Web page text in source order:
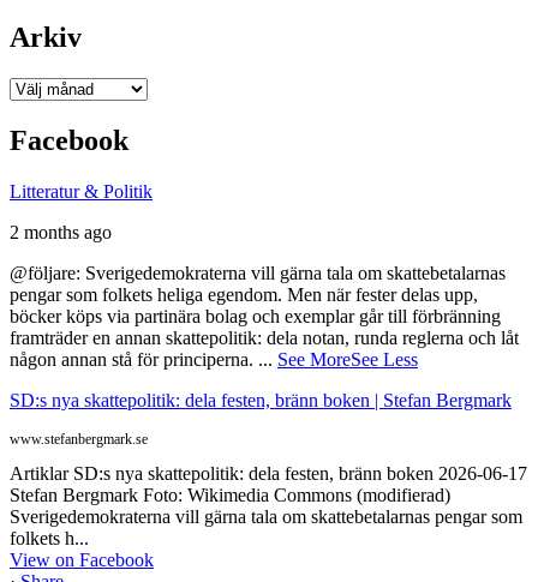
Arkiv
Arkiv
Facebook
Litteratur & Politik
2 months ago
@följare: Sverigedemokraterna vill gärna tala om skattebetalarnas
pengar som folkets heliga egendom. Men när fester delas upp,
böcker köps via partinära bolag och exemplar går till förbränning
framträder en annan skattepolitik: dela notan, runda reglerna och låt
någon annan stå för principerna. ... See MoreSee Less
SD:s nya skattepolitik: dela festen, bränn boken | Stefan Bergmark
www.stefanbergmark.se
Artiklar SD:s nya skattepolitik: dela festen, bränn boken 2026-06-17
Stefan Bergmark Foto: Wikimedia Commons (modifierad)
Sverigedemokraterna vill gärna tala om skattebetalarnas pengar som
folkets h...
View on Facebook